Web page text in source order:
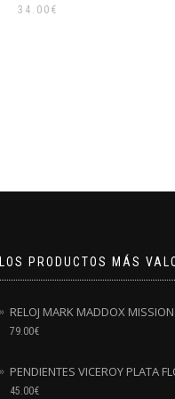
39.00 €
LOS PRODUCTOS MÁS
RELOJ MARK MADDOX MISSION
79.00€
PENDIENTES VICEROY PLATA
45.00€